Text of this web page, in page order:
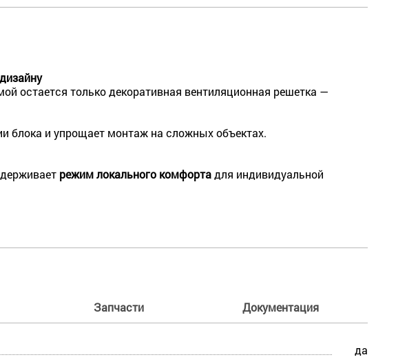
остается только декоративная вентиляционная решетка —
и упрощает монтаж на сложных объектах.
режим локального комфортадля индивидуальной
Запчасти Документация
да